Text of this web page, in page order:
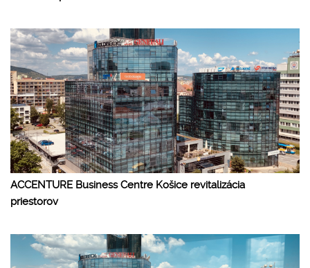
ACCENTURE Business Centre Košice revitalizácia
priestorov